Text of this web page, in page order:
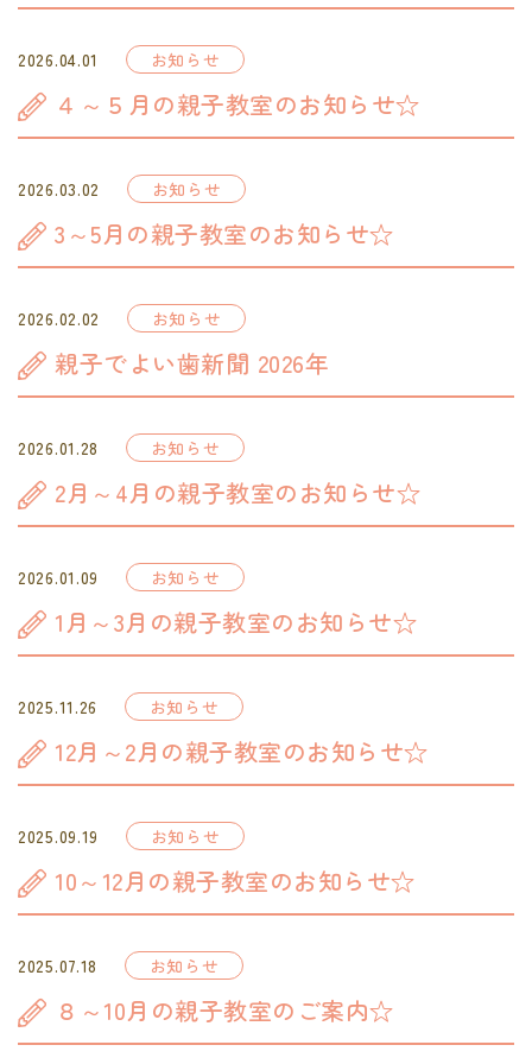
tel.0282-27-3737
〒328-0111 栃木県栃木市都賀町家中2408
2026.04.01 お知らせ
４～５月の親子教室のお知らせ☆
2026.03.02 お知らせ
3～5月の親子教室のお知らせ☆
2026.02.02 お知らせ
親子でよい歯新聞 2026年
2026.01.28 お知らせ
2月～4月の親子教室のお知らせ☆
2026.01.09 お知らせ
1月～3月の親子教室のお知らせ☆
2025.11.26 お知らせ
12月～2月の親子教室のお知らせ☆
2025.09.19 お知らせ
10～12月の親子教室のお知らせ☆
2025.07.18 お知らせ
８～10月の親子教室のご案内☆